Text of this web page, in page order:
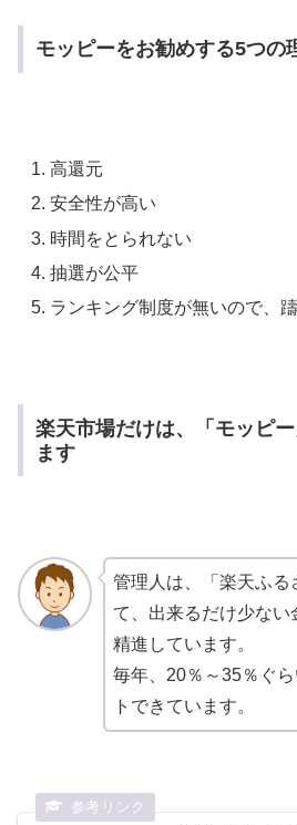
モッピーをお勧めする5つの
高還元
安全性が高い
時間をとられない
抽選が公平
ランキング制度が無いので、
楽天市場だけは、「モッピ
ます
管理人は、「楽天ふる
て、出来るだけ少ない
精進しています。
毎年、20％～35％ぐ
トできています。